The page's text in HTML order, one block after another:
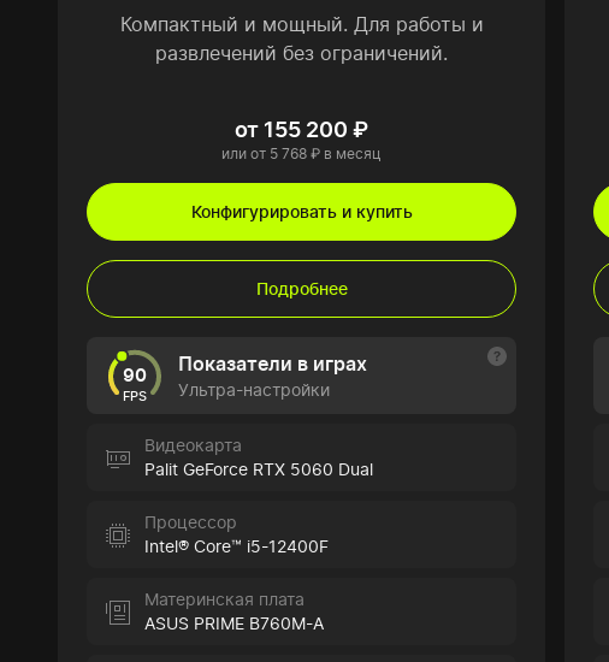
Компактный и мощный. Для работы и
развлечений без ограничений.
от 155 200 ₽
или от 5 768 ₽ в месяц
Конфигурировать и купить
Подробнее
90
FPS
Показатели в играх
Ультра-настройки
Видеокарта
Palit GeForce RTX 5060 Dual
Процессор
Intel® Core™ i5-12400F
Материнская плата
ASUS PRIME B760M-A